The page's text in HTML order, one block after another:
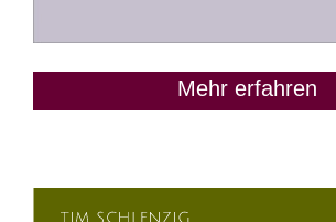
Mehr erfahren